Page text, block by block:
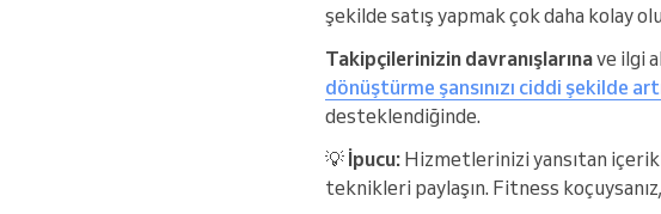
şekilde satış yapmak çok daha kolay
Takipçilerinizin davranışlarınave ilgi
dönüştürme şansınızı ciddi şekilde
desteklendiğinde.
💡 İpucu: Hizmetlerinizi yansıtan
teknikleri paylaşın. Fitness